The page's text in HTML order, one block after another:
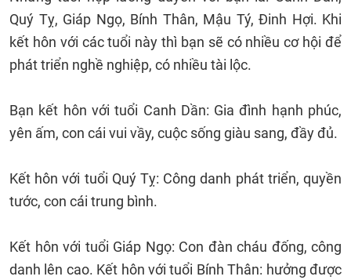
Quý Tỵ, Giáp Ngọ, Bính Thân, Mậu Tý, Đinh Hợi. Khi
kết hôn với các tuổi này thì bạn sẽ có nhiều cơ hội để
phát triển nghề nghiệp, có nhiều tài lộc.
Bạn kết hôn với tuổi Canh Dần: Gia đình hạnh phúc,
yên ấm, con cái vui vầy, cuộc sống giàu sang, đầy đủ.
Kết hôn với tuổi Quý Tỵ: Công danh phát triển, quyền
tước, con cái trung bình.
Kết hôn với tuổi Giáp Ngọ: Con đàn cháu đống, công
danh lên cao. Kết hôn với tuổi Bính Thân: hưởng được